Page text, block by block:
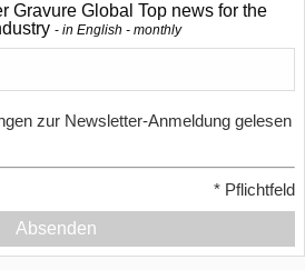
Gravure Global Top news for the
in English - monthly
zur Newsletter-Anmeldung gelesen
* Pflichtfeld
Absenden